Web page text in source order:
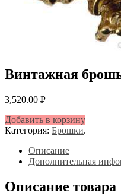
Винтажная
3,520.00 Р
Добавить в корзину
Категория: Брошки.
Описание
Дополнительная
Описание товара